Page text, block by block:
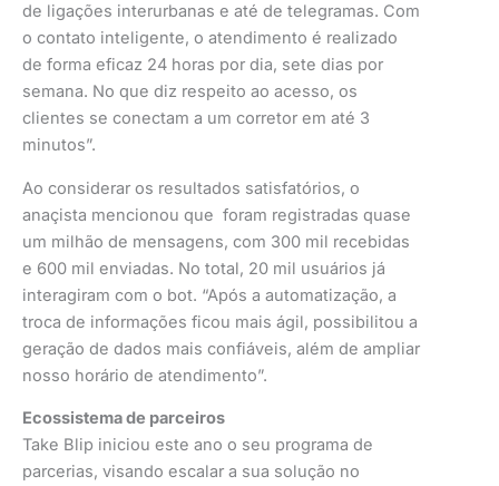
de ligações interurbanas e até de telegramas. Com
o contato inteligente, o atendimento é realizado
de forma eficaz 24 horas por dia, sete dias por
semana. No que diz respeito ao acesso, os
clientes se conectam a um corretor em até 3
minutos”.
Ao considerar os resultados satisfatórios, o
anaçista mencionou que foram registradas quase
um milhão de mensagens, com 300 mil recebidas
e 600 mil enviadas. No total, 20 mil usuários já
interagiram com o bot. “Após a automatização, a
troca de informações ficou mais ágil, possibilitou a
geração de dados mais confiáveis, além de ampliar
nosso horário de atendimento”.
Ecossistema de parceiros
Take Blip iniciou este ano o seu programa de
parcerias, visando escalar a sua solução no